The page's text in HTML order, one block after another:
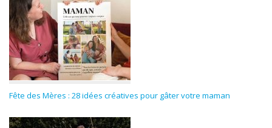
Fête des Mères : 28 idées créatives pour gâter votre maman